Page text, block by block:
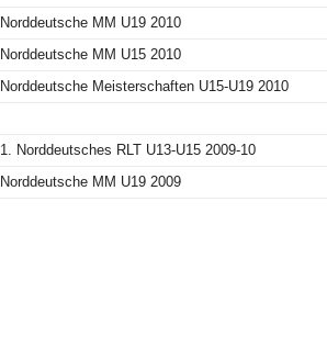
Norddeutsche MM U19 2010
Norddeutsche MM U15 2010
Norddeutsche Meisterschaften U15-U19 2010
1. Norddeutsches RLT U13-U15 2009-10
Norddeutsche MM U19 2009